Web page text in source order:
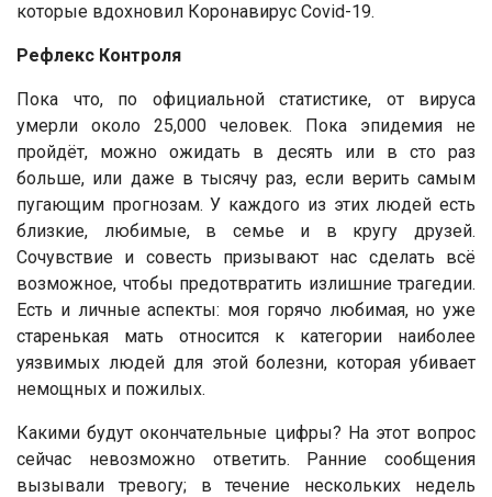
которые вдохновил Коронавирус Covid-19.
Рефлекс Контроля
Пока что, по официальной статистике, от вируса
умерли около 25,000 человек. Пока эпидемия не
пройдёт, можно ожидать в десять или в сто раз
больше, или даже в тысячу раз, если верить самым
пугающим прогнозам. У каждого из этих людей есть
близкие, любимые, в семье и в кругу друзей.
Сочувствие и совесть призывают нас сделать всё
возможное, чтобы предотвратить излишние трагедии.
Есть и личные аспекты: моя горячо любимая, но уже
старенькая мать относится к категории наиболее
уязвимых людей для этой болезни, которая убивает
немощных и пожилых.
Какими будут окончательные цифры? На этот вопрос
сейчас невозможно ответить. Ранние сообщения
вызывали тревогу; в течение нескольких недель